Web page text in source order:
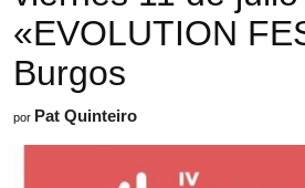
«EVOLUTION
Burgos
por Pat Quinteiro